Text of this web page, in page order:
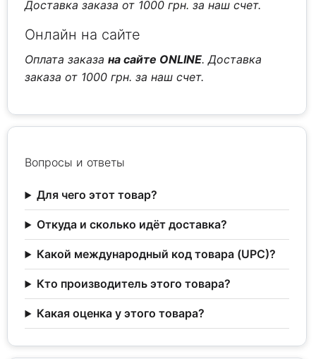
Доставка заказа от 1000 грн. за наш счет.
Онлайн на сайте
Оплата заказана сайте ONLINE. Доставка
заказа от 1000 грн. за наш счет.
Вопросы и ответы
Для чего этот товар?
Откуда и сколько идёт доставка?
Какой международный код товара (UPC)?
Кто производитель этого товара?
Какая оценка у этого товара?